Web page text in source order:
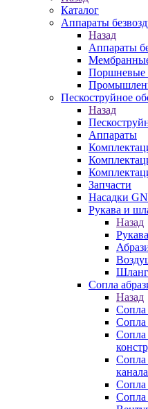
Каталог
Аппараты
Назад
Аппараты
Поршневые
Пескоструйное
Назад
Аппараты
Запчасти
Насадки
Рукава и
Назад
Сопла
Назад
Сопла
Сопла
Сопла
Сопла